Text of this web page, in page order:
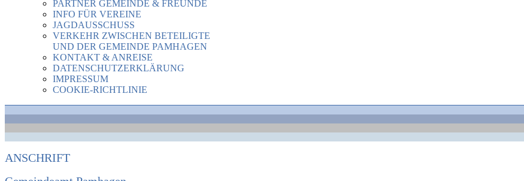
PARTNER GEMEINDE & FREUNDE
INFO FÜR VEREINE
JAGDAUSSCHUSS
VERKEHR ZWISCHEN BETEILIGTE
UND DER GEMEINDE PAMHAGEN
KONTAKT & ANREISE
DATENSCHUTZERKLÄRUNG
IMPRESSUM
COOKIE-RICHTLINIE
ANSCHRIFT